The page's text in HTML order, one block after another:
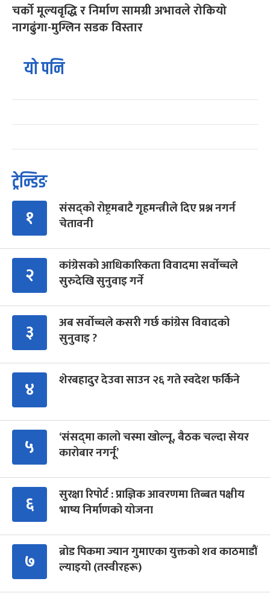
चर्को मूल्यवृद्धि र निर्माण सामग्री अभावले रोकियो
नागढुंगा-मुग्लिन सडक विस्तार
यो पनि
ट्रेन्डिङ
१
संसद्को रोष्ट्रमबाटै गृहमन्त्रीले दिए प्रश्न नगर्न
चेतावनी
२
कांग्रेसको आधिकारिकता विवादमा सर्वोच्चले
सुरुदेखि सुनुवाइ गर्ने
३
अब सर्वोच्चले कसरी गर्छ कांग्रेस विवादको
सुनुवाइ ?
४ शेरबहादुर देउवा साउन २६ गते स्वदेश फर्किने
५
‘संसद्‍मा कालो चस्मा खोल्नू, बैठक चल्दा सेयर
कारोबार नगर्नू’
६
सुरक्षा रिपोर्ट : प्राज्ञिक आवरणमा तिब्बत पक्षीय
भाष्य निर्माणको योजना
७
ब्रोड पिकमा ज्यान गुमाएका युक्तको शव काठमाडौं
ल्याइयो (तस्वीरहरू)